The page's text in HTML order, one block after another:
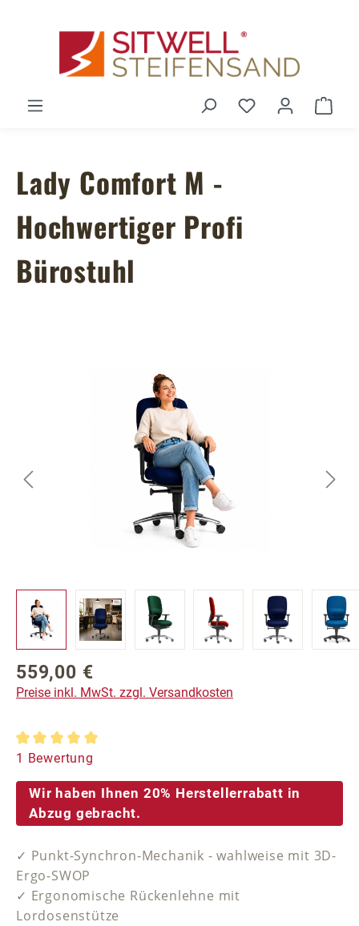
Du hast 0
Lady Comfort M -
Hochwertiger Profi
Bürostuhl
Bildergalerie überspringen
Regulärer Preis:
559,00 €
Preise inkl. MwSt. zzgl. Versandkosten
Durchschnittliche Bewertung von 5 von 5 Sternen
1 Bewertung
Wir haben Ihnen 20% Herstellerrabatt in
Abzug gebracht.
✓ Punkt-Synchron-Mechanik - wahlweise mit 3D-
Ergo-SWOP
✓ Ergonomische Rückenlehne mit
Lordosenstütze